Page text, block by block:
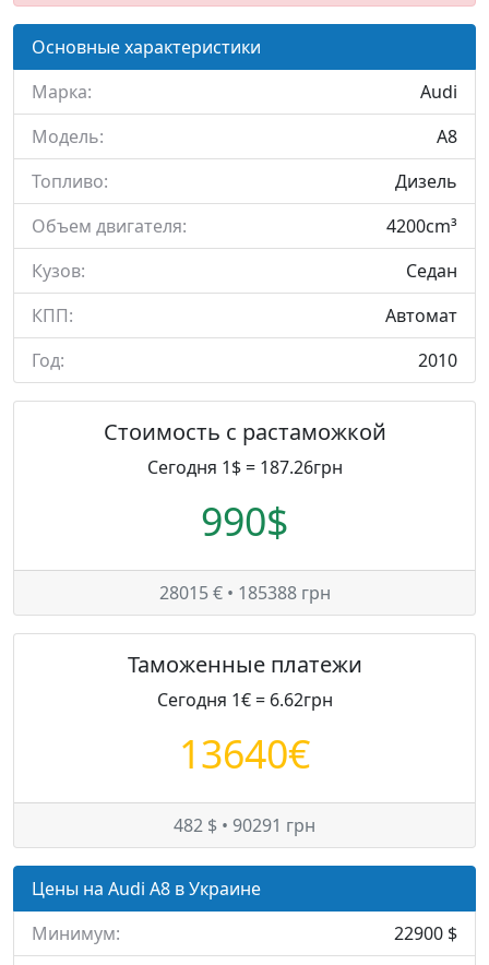
Основные характеристики
Марка:
Audi
Модель:
A8
Топливо:
Дизель
Объем двигателя:
4200cm³
Кузов:
Седан
КПП:
Автомат
Год:
2010
Стоимость с растаможкой
Сегодня 1$ = 187.26грн
990$
28015 € • 185388 грн
Таможенные платежи
Сегодня 1€ = 6.62грн
13640€
482 $ • 90291 грн
Цены на Audi A8 в Украине
Минимум:
22900 $